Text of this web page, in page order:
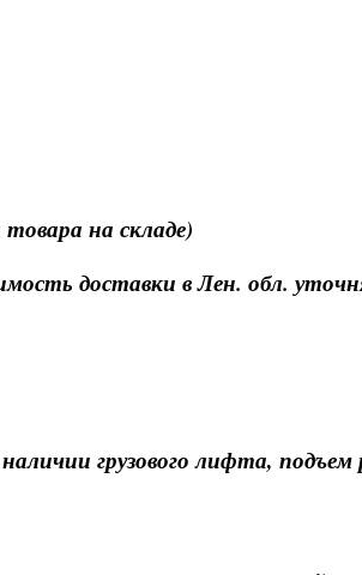
на складе)
доставки в Лен. обл.
грузового лифта,